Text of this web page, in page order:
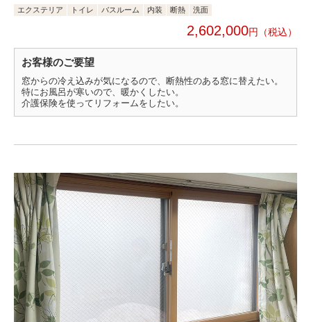
エクステリア トイレ バスルーム 内装 断熱 洗面
2,602,000円
お客様のご要望
窓からの冷え込みが気になるので、断熱性のある窓に替えたい。
特にお風呂が寒いので、暖かくしたい。
介護保険を使ってリフォームをしたい。